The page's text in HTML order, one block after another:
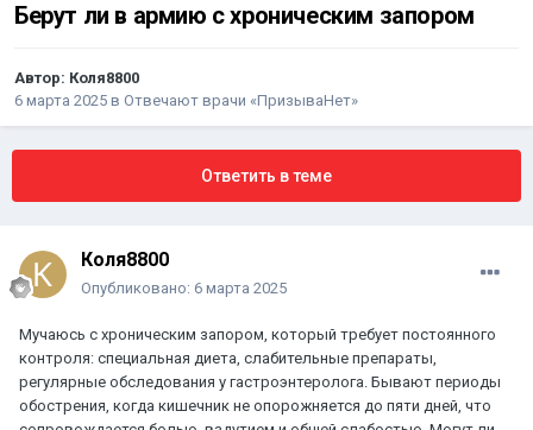
Берут ли в армию с хроническим запором
Автор: Коля8800
6 марта 2025 в Отвечают врачи «ПризываНет»
Ответить в теме
Коля8800
Опубликовано: 6 марта 2025
Мучаюсь с хроническим запором, который требует постоянного
контроля: специальная диета, слабительные препараты,
регулярные обследования у гастроэнтеролога. Бывают периоды
обострения, когда кишечник не опорожняется до пяти дней, что